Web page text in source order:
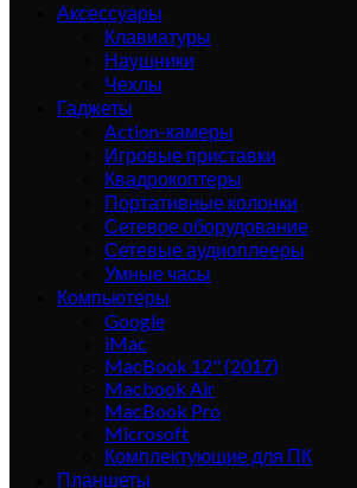
Аксессуары
Клавиатуры
Наушники
Чехлы
Гаджеты
Action-камеры
Игровые приставки
Квадрокоптеры
Портативные колонки
Сетевое оборудование
Сетевые аудиоплееры
Умные часы
Компьютеры
Google
iMac
MacBook 12" (2017)
Macbook Air
MacBook Pro
Microsoft
Комплектующие для ПК
Планшеты